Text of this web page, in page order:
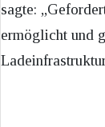
sagte:
ermöglicht und